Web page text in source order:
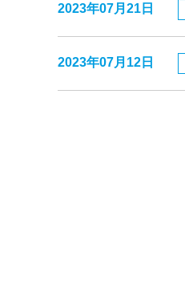
2023年07月21日
2023年07月12日